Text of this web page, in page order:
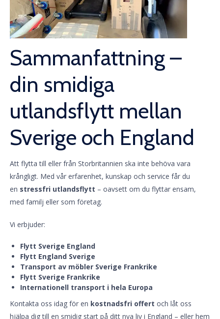
Sammanfattning –
din smidiga
utlandsflytt mellan
Sverige och England
Att flytta till eller från Storbritannien ska inte behöva vara
krångligt. Med vår erfarenhet, kunskap och service får du
en stressfri utlandsflytt – oavsett om du flyttar ensam,
med familj eller som företag.
Vi erbjuder:
Flytt Sverige England
Flytt England Sverige
Transport av möbler Sverige Frankrike
Flytt Sverige Frankrike
Internationell transport i hela Europa
Kontakta oss idag för en kostnadsfri offert och låt oss
hjälpa dig till en smidig start på ditt nya liv i England – eller hem